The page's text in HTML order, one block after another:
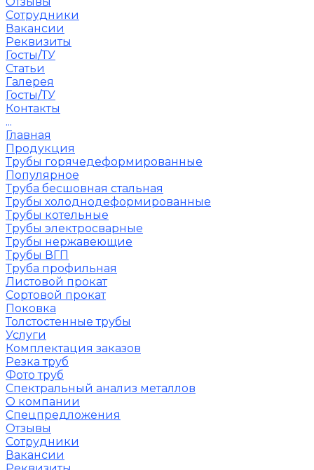
Сотрудники
Вакансии
Реквизиты
Госты/ТУ
Статьи
Галерея
Госты/ТУ
Контакты
...
Главная
Продукция
Трубы горячедеформированные
Популярное
Труба бесшовная стальная
Трубы холоднодеформированные
Трубы котельные
Трубы электросварные
Трубы нержавеющие
Трубы ВГП
Труба профильная
Листовой прокат
Сортовой прокат
Поковка
Толстостенные трубы
Услуги
Комплектация заказов
Резка труб
Фото труб
Спектральный анализ металлов
О компании
Спецпредложения
Отзывы
Сотрудники
Вакансии